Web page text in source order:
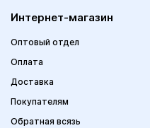
Интернет-магазин
Оптовый отдел
Оплата
Доставка
Покупателям
Обратная всязь